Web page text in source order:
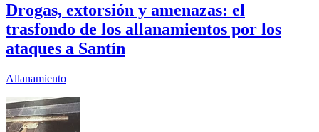
Drogas, extorsión y amenazas: el
trasfondo de los allanamientos por los
ataques a Santín
Allanamiento